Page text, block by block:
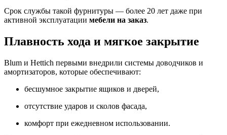
Срок службы такой фурнитуры — более 20 лет даже при
активной эксплуатации мебели на заказ.
Плавность хода и мягкое закрытие
Blum и Hettich первыми внедрили системы доводчиков и
амортизаторов, которые обеспечивают:
бесшумное закрытие ящиков и дверей,
отсутствие ударов и сколов фасада,
комфорт при ежедневном использовании.